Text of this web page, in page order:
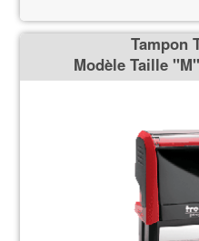
Tampon
Modèle Taille